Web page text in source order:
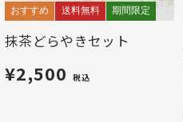
おすすめ 送料無料 期間限定
抹茶どらやきセット
¥2,500 税込